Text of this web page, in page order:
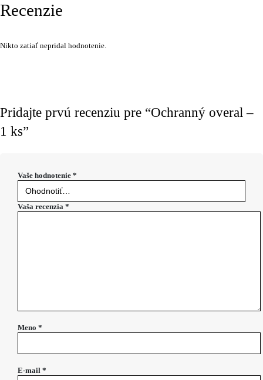
Recenzie
Nikto zatiaľ nepridal hodnotenie.
Pridajte prvú recenziu pre “Ochranný overal –
1 ks”
Vaše hodnotenie *
Vaša recenzia *
Meno *
E-mail *